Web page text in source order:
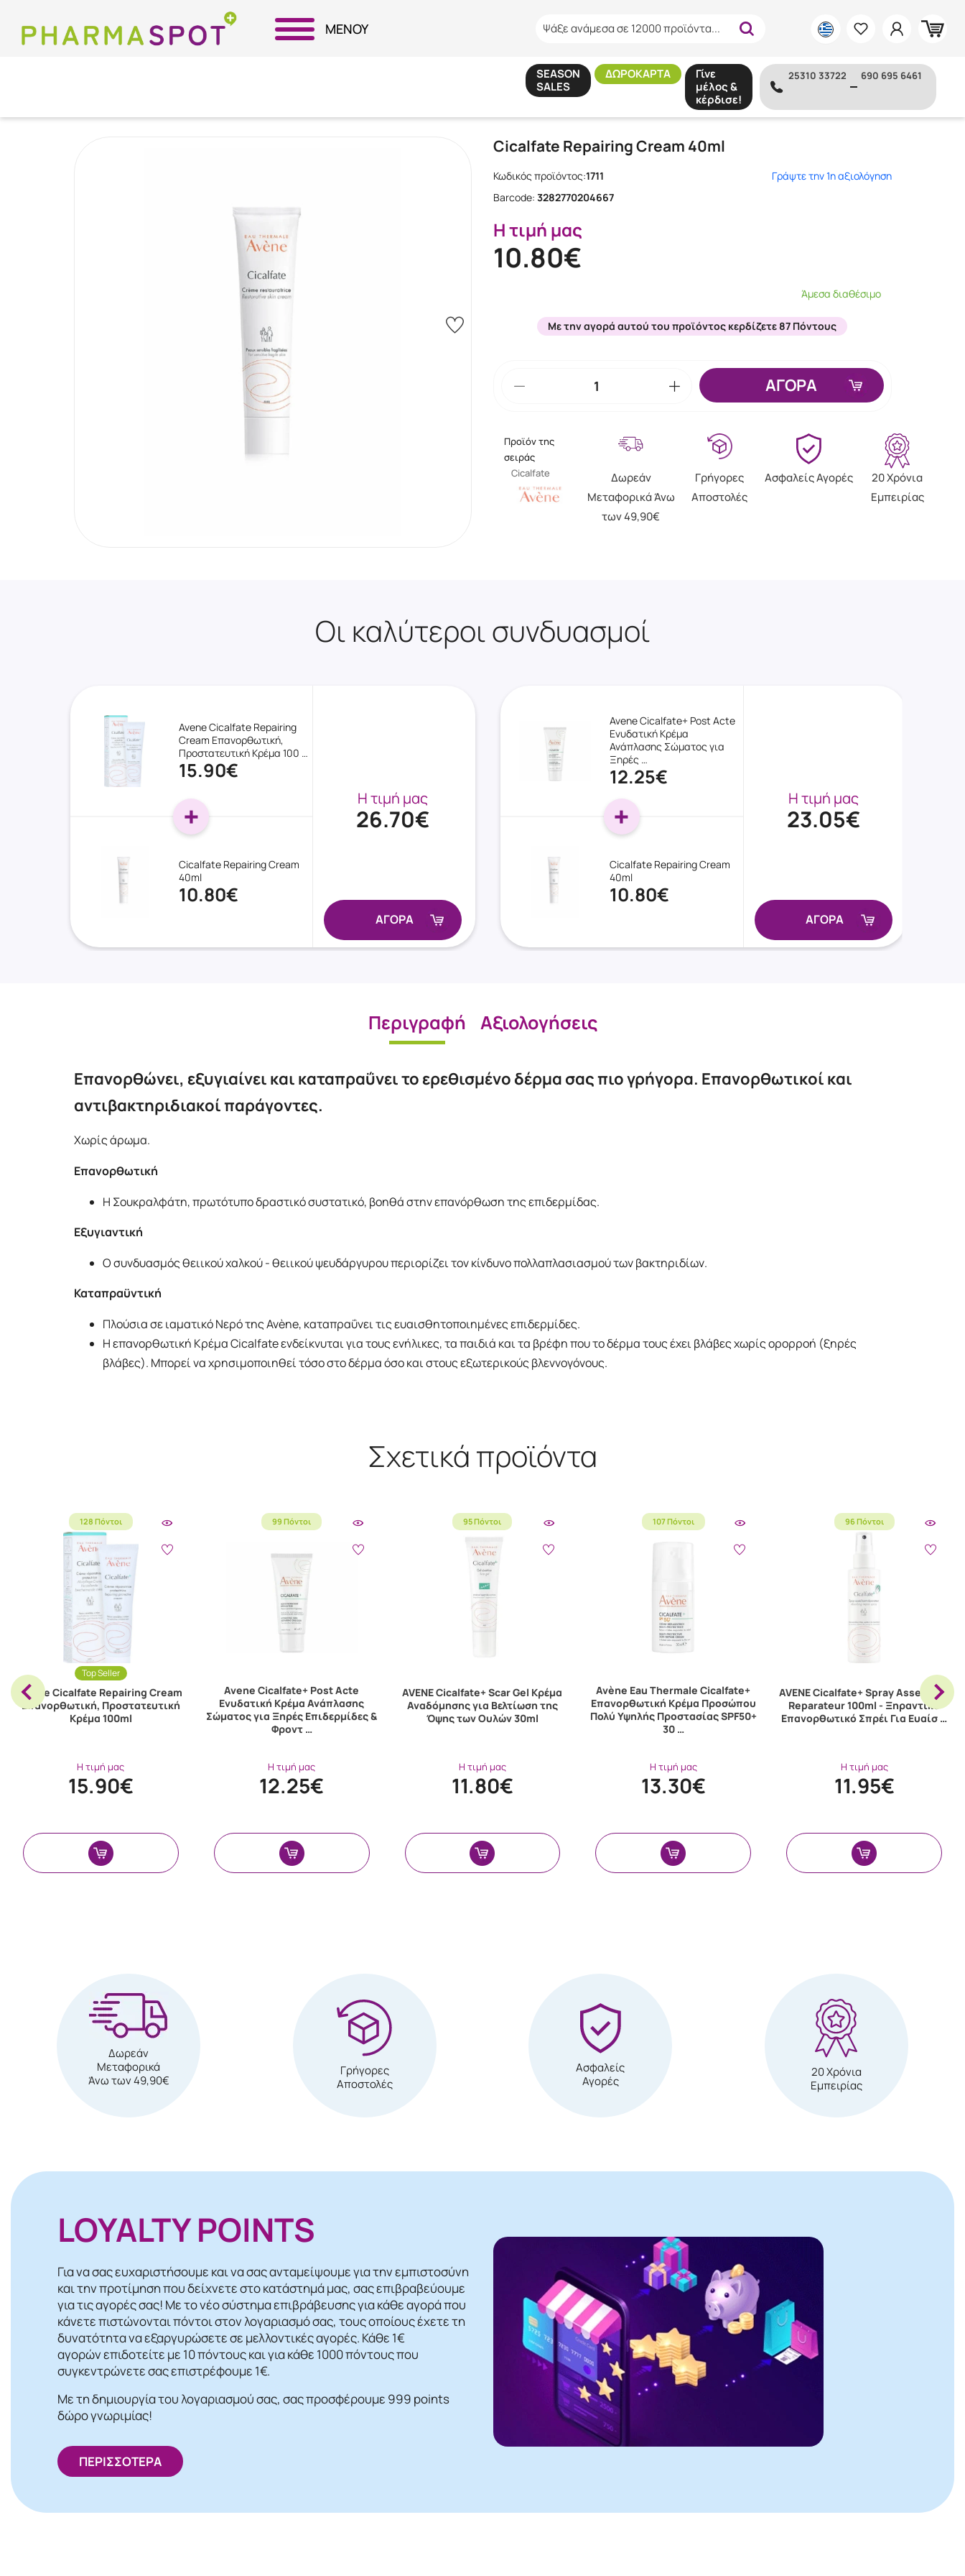
ΜΕΝΟΥ Ψάξε ανάμεσα σε 12000 προϊόντα...
SEASON
SALES
ΔΩΡΟΚΑΡΤΑ
Γίνε
μέλος &
κέρδισε!
25310 33722 690 695 6461
Cicalfate Repairing Cream 40ml
Κωδικός προϊόντος:1711
Γράψτε την 1η αξιολόγηση
Barcode: 3282770204667
Η τιμή μας
10.80€
Άμεσα διαθέσιμο
Με την αγορά αυτού του προϊόντος κερδίζετε 87 Πόντους
ΑΓΟΡΑ
Προϊόν της
σειράς
Cicalfate
Δωρεάν
Μεταφορικά Άνω
των 49,90€
Γρήγορες
Αποστολές
Ασφαλείς Αγορές
20 Χρόνια
Εμπειρίας
Οι καλύτεροι συνδυασμοί
Avene Cicalfate Repairing
Cream Επανορθωτική,
Προστατευτική Κρέμα 100 …
15.90€
Cicalfate Repairing Cream
40ml
10.80€
Η τιμή μας
26.70€
ΑΓΟΡΑ
Avene Cicalfate+ Post Acte
Ενυδατική Κρέμα
Ανάπλασης Σώματος για
Ξηρές …
12.25€
Cicalfate Repairing Cream
40ml
10.80€
Η τιμή μας
23.05€
ΑΓΟΡΑ
Περιγραφή Αξιολογήσεις
Επανορθώνει, εξυγιαίνει και καταπραΰνει το ερεθισμένο δέρμα σας πιο γρήγορα. Επανορθωτικοί και
αντιβακτηριδιακοί παράγοντες.
Χωρίς άρωμα.
Επανορθωτική
Η Σουκραλφάτη, πρωτότυπο δραστικό συστατικό, βοηθά στην επανόρθωση της επιδερμίδας.
Εξυγιαντική
Ο συνδυασμός θειικού χαλκού - θειικού ψευδάργυρου περιορίζει τον κίνδυνο πολλαπλασιασμού των βακτηριδίων.
Καταπραϋντική
Πλούσια σε ιαματικό Νερό της Avène, καταπραΰνει τις ευαισθητοποιημένες επιδερμίδες.
Η επανορθωτική Κρέμα Cicalfate ενδείκνυται για τους ενήλικες, τα παιδιά και τα βρέφη που το δέρμα τους έχει βλάβες χωρίς ορορροή (ξηρές
βλάβες). Μπορεί να χρησιμοποιηθεί τόσο στο δέρμα όσο και στους εξωτερικούς βλεννογόνους.
Σχετικά προϊόντα
128 Πόντοι
Top Seller
Avene Cicalfate Repairing Cream
Επανορθωτική, Προστατευτική
Κρέμα 100ml
Η τιμή μας
15.90€
99 Πόντοι
Avene Cicalfate+ Post Acte
Ενυδατική Κρέμα Ανάπλασης
Σώματος για Ξηρές Επιδερμίδες &
Φροντ …
Η τιμή μας
12.25€
95 Πόντοι
AVENE Cicalfate+ Scar Gel Κρέμα
Αναδόμησης για Βελτίωση της
Όψης των Ουλών 30ml
Η τιμή μας
11.80€
107 Πόντοι
Avène Eau Thermale Cicalfate+
Επανορθωτική Κρέμα Προσώπου
Πολύ Υψηλής Προστασίας SPF50+
30 …
Η τιμή μας
13.30€
96 Πόντοι
AVENE Cicalfate+ Spray Assechant
Reparateur 100ml - Ξηραντικό
Επανορθωτικό Σπρέι Για Ευαίσ …
Η τιμή μας
11.95€
Δωρεάν
Μεταφορικά
Άνω των 49,90€
Γρήγορες
Αποστολές
Ασφαλείς
Αγορές
20 Χρόνια
Εμπειρίας
LOYALTY POINTS
Για να σας ευχαριστήσουμε και να σας ανταμείψουμε για την εμπιστοσύνη
και την προτίμηση που δείχνετε στο κατάστημά μας, σας επιβραβεύουμε
για τις αγορές σας! Mε το νέο σύστημα επιβράβευσης για κάθε αγορά που
κάνετε πιστώνονται πόντοι στον λογαριασμό σας, τους οποίους έχετε τη
δυνατότητα να εξαργυρώσετε σε μελλοντικές αγορές. Κάθε 1€
αγορών επιδοτείτε με 10 πόντους και για κάθε 1000 πόντους που
συγκεντρώνετε σας επιστρέφουμε 1€.
Με τη δημιουργία του λογαριασμού σας, σας προσφέρουμε 999 points
δώρο γνωριμίας!
ΠΕΡΙΣΣΟΤΕΡΑ